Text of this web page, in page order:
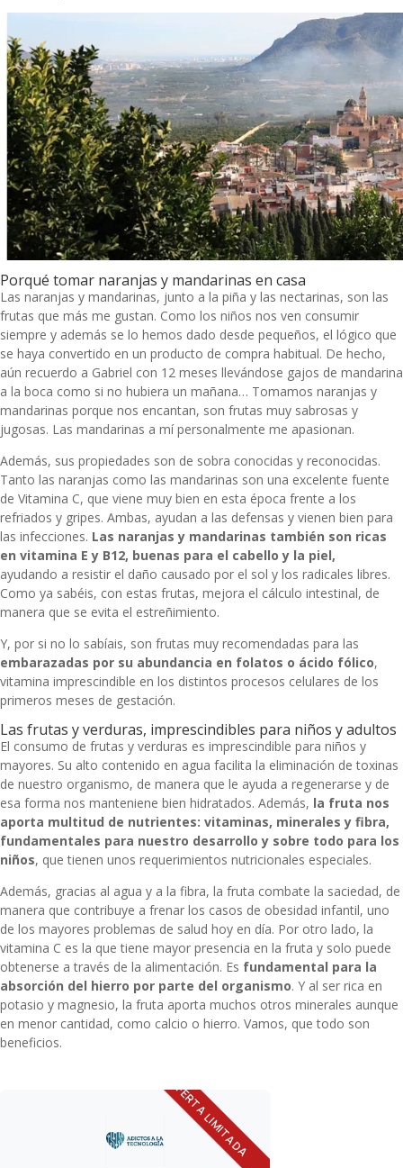
Porqué tomar naranjas y mandarinas en casa
Las naranjas y mandarinas, junto a la piña y las nectarinas, son las
frutas que más me gustan. Como los niños nos ven consumir
siempre y además se lo hemos dado desde pequeños, el lógico que
se haya convertido en un producto de compra habitual. De hecho,
aún recuerdo a Gabriel con 12 meses llevándose gajos de mandarina
a la boca como si no hubiera un mañana… Tomamos naranjas y
mandarinas porque nos encantan, son frutas muy sabrosas y
jugosas. Las mandarinas a mí personalmente me apasionan.
Además, sus propiedades son de sobra conocidas y reconocidas.
Tanto las naranjas como las mandarinas son una excelente fuente
de Vitamina C, que viene muy bien en esta época frente a los
refriados y gripes. Ambas, ayudan a las defensas y vienen bien para
las infecciones. Las naranjas y mandarinas también son ricas
en vitamina E y B12, buenas para el cabello y la piel,
ayudando a resistir el daño causado por el sol y los radicales libres.
Como ya sabéis, con estas frutas, mejora el cálculo intestinal, de
manera que se evita el estreñimiento.
Y, por si no lo sabíais, son frutas muy recomendadas para las
embarazadas por su abundancia en folatos o ácido fólico,
vitamina imprescindible en los distintos procesos celulares de los
primeros meses de gestación.
Las frutas y verduras, imprescindibles para niños y adultos
El consumo de frutas y verduras es imprescindible para niños y
mayores. Su alto contenido en agua facilita la eliminación de toxinas
de nuestro organismo, de manera que le ayuda a regenerarse y de
esa forma nos manteniene bien hidratados. Además, la fruta nos
aporta multitud de nutrientes: vitaminas, minerales y fibra,
fundamentales para nuestro desarrollo y sobre todo para los
niños, que tienen unos requerimientos nutricionales especiales.
Además, gracias al agua y a la fibra, la fruta combate la saciedad, de
manera que contribuye a frenar los casos de obesidad infantil, uno
de los mayores problemas de salud hoy en día. Por otro lado, la
vitamina C es la que tiene mayor presencia en la fruta y solo puede
obtenerse a través de la alimentación. Es fundamental para la
absorción del hierro por parte del organismo. Y al ser rica en
potasio y magnesio, la fruta aporta muchos otros minerales aunque
en menor cantidad, como calcio o hierro. Vamos, que todo son
beneficios.
OFERTA LIMITADA